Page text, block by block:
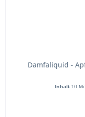
Damfaliquid -
Inhalt 10